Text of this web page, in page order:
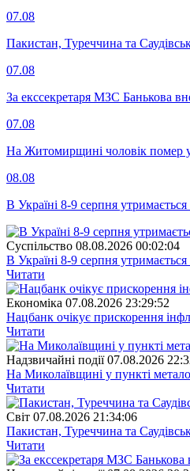
07.08
Пакистан, Туреччина та
07.08
За екссекретаря МЗС Банькова
07.08
На Житомирщині чоловік помер у
08.08
В Україні 8-9 серпня
Суспiльство 08.08.2026 00:02:04
В Україні 8-9 серпня
Читати
Економіка 07.08.2026 23:29:52
Нацбанк очікує прискорення
Читати
Надзвичайні події 07.08.2026
На Миколаївщині у пункті
Читати
Свiт 07.08.2026 21:34:06
Пакистан, Туреччина та
Читати